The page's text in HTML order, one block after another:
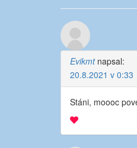
Evikmt napsal:
20.8.2021 v 0:33
Stáni, moooc